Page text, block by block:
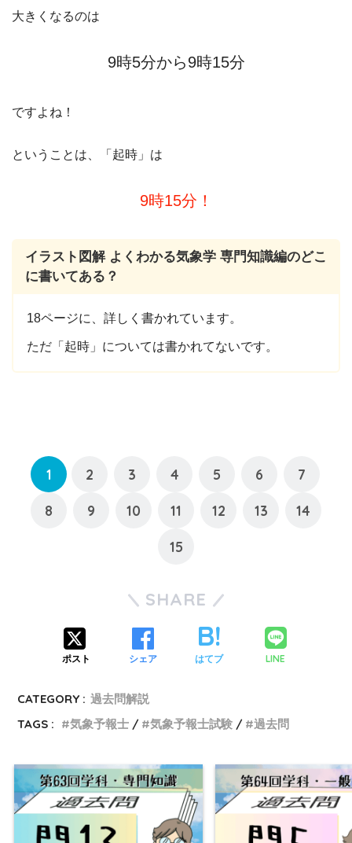
大きくなるのは
9時5分から9時15分
ですよね！
ということは、「起時」は
9時15分！
イラスト図解 よくわかる気象学 専門知識編のどこ
に書いてある？
18ページに、詳しく書かれています。
ただ「起時」については書かれてないです。
1 2 3 4 5 6 7
8 9 10 11 12 13 14
15
SHARE
ポスト シェア はてブ LINE
CATEGORY : 過去問解説
TAGS :
気象予報士 気象予報士試験 過去問